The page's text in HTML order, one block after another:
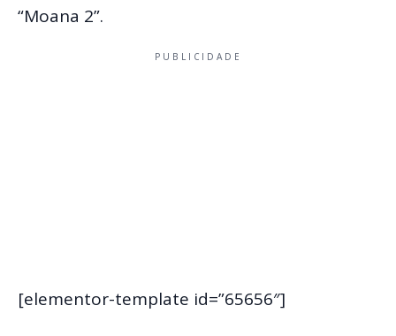
“Moana 2”.
PUBLICIDADE
[elementor-template id=”65656″]